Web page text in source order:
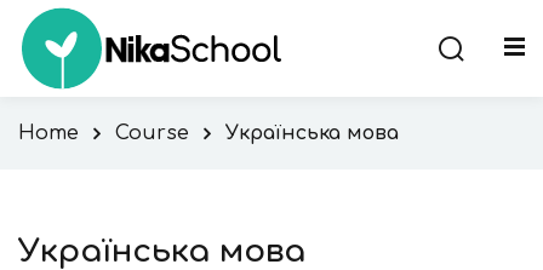
Home Course Українська мова
Українська мова